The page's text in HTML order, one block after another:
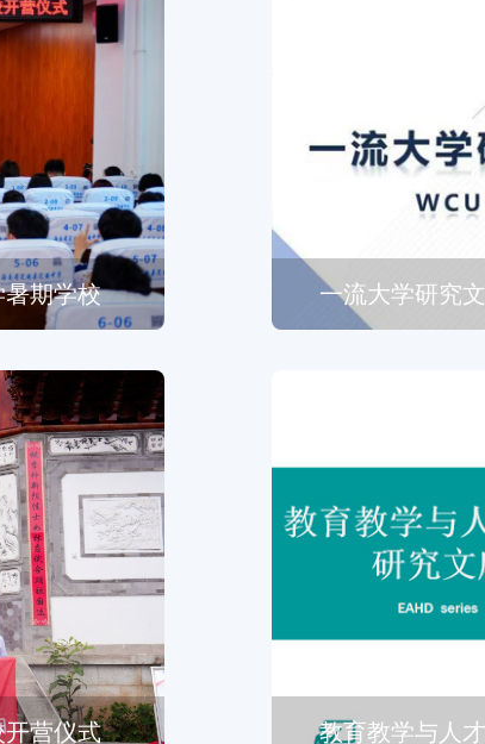
期学校
开营仪式
一流大学研究
教育教学与人